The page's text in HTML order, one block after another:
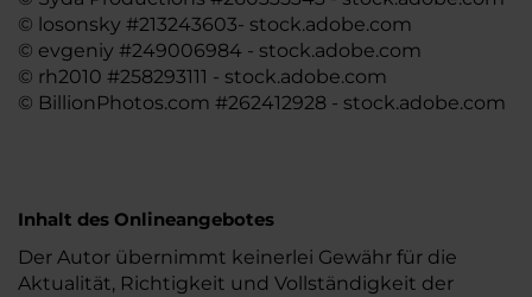
© losonsky #213243603- stock.adobe.com
© evgeniy #249006984 - stock.adobe.com
© rh2010 #258293111 - stock.adobe.com
© BillionPhotos.com #262412928 - stock.adobe.com
Inhalt des Onlineangebotes
Der Autor übernimmt keinerlei Gewähr für die
Aktualität, Richtigkeit und Vollständigkeit der